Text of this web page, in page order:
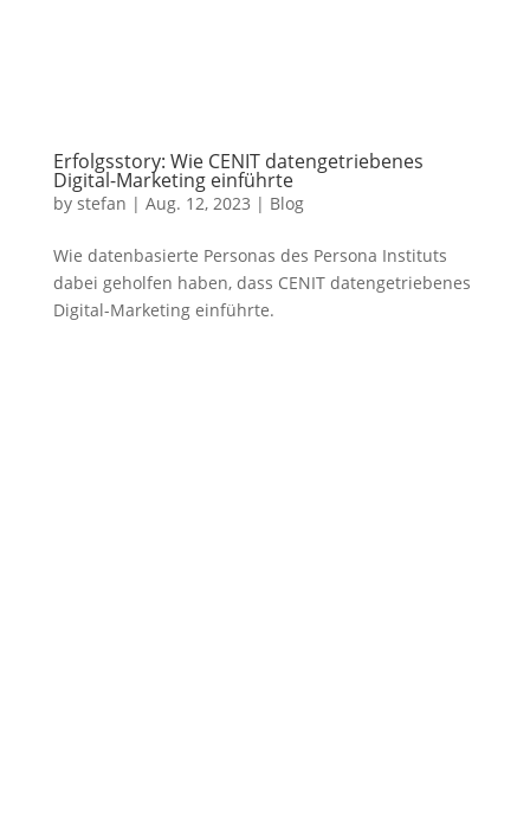
Erfolgsstory: Wie CENIT datengetriebenes
Digital-Marketing einführte
by stefan | Aug. 12, 2023 | Blog
Wie datenbasierte Personas des Persona Instituts
dabei geholfen haben, dass CENIT datengetriebenes
Digital-Marketing einführte.